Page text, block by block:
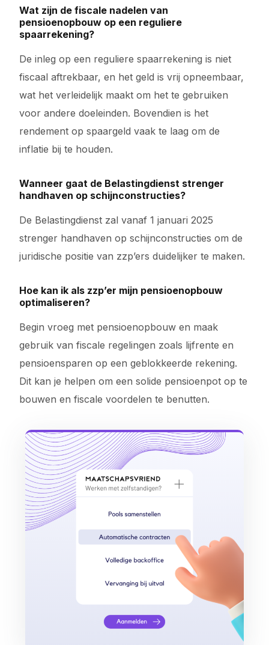
Wat zijn de fiscale nadelen van
pensioenopbouw op een reguliere
spaarrekening?
De inleg op een reguliere spaarrekening is niet
fiscaal aftrekbaar, en het geld is vrij opneembaar,
wat het verleidelijk maakt om het te gebruiken
voor andere doeleinden. Bovendien is het
rendement op spaargeld vaak te laag om de
inflatie bij te houden.
Wanneer gaat de Belastingdienst strenger
handhaven op schijnconstructies?
De Belastingdienst zal vanaf 1 januari 2025
strenger handhaven op schijnconstructies om de
juridische positie van zzp’ers duidelijker te maken.
Hoe kan ik als zzp’er mijn pensioenopbouw
optimaliseren?
Begin vroeg met pensioenopbouw en maak
gebruik van fiscale regelingen zoals lijfrente en
pensioensparen op een geblokkeerde rekening.
Dit kan je helpen om een solide pensioenpot op te
bouwen en fiscale voordelen te benutten.